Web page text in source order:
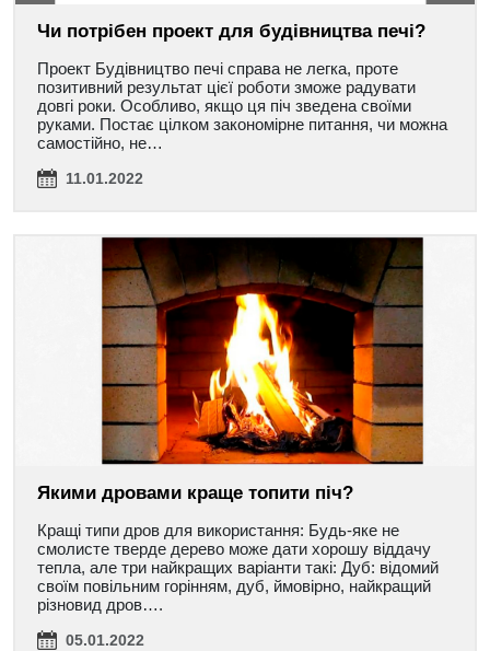
Чи потрібен проект для будівництва печі?
Проект Будівництво печі справа не легка, проте
позитивний результат цієї роботи зможе радувати
довгі роки. Особливо, якщо ця піч зведена своїми
руками. Постає цілком закономірне питання, чи можна
самостійно, не…
11.01.2022
Якими дровами краще топити піч?
Кращі типи дров для використання: Будь-яке не
смолисте тверде дерево може дати хорошу віддачу
тепла, але три найкращих варіанти такі: Дуб: відомий
своїм повільним горінням, дуб, ймовірно, найкращий
різновид дров….
05.01.2022